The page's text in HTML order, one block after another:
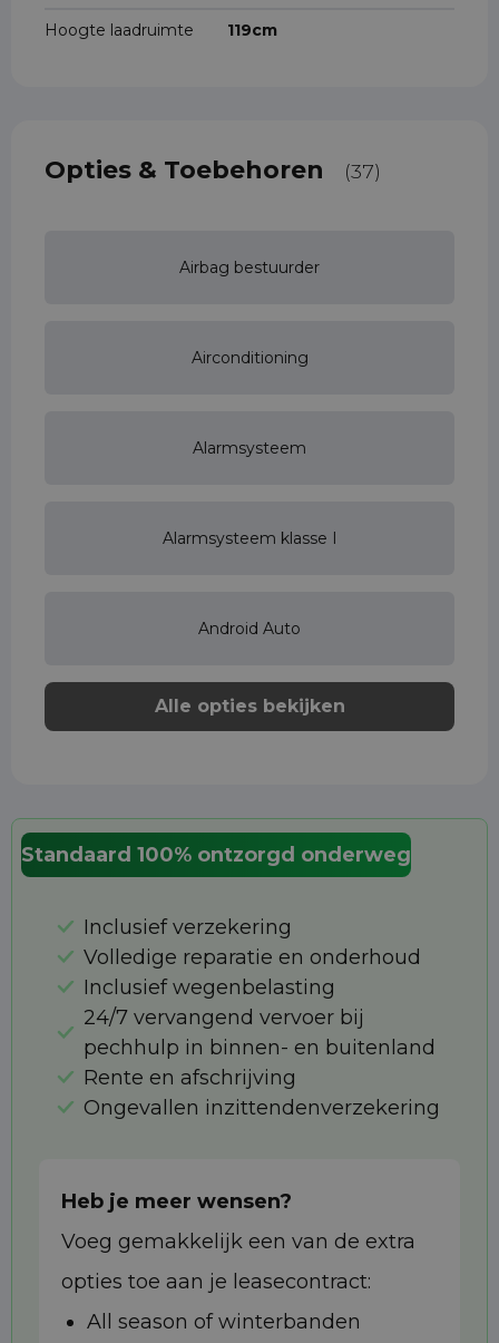
Hoogte laadruimte 119cm
Opties & Toebehoren (37)
Airbag bestuurder
Airconditioning
Alarmsysteem
Alarmsysteem klasse I
Android Auto
Alle opties bekijken
Standaard 100% ontzorgd onderweg
Inclusief verzekering
Volledige reparatie en onderhoud
Inclusief wegenbelasting
24/7 vervangend vervoer bij
pechhulp in binnen- en buitenland
Rente en afschrijving
Ongevallen inzittendenverzekering
Heb je meer wensen?
Voeg gemakkelijk een van de extra
opties toe aan je leasecontract:
All season of winterbanden